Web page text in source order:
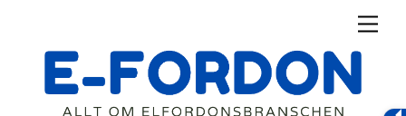
content